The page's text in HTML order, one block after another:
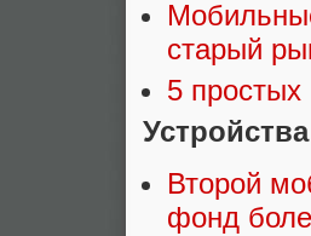
старый
5
Устройства
Второй
фонд